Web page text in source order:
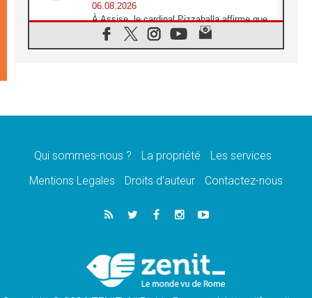
06.08.2026
À Assise, le cardinal Pizzaballa affirme que
«les chrétiens veulent la paix»
06.08.2026
message de paix et de dignité humaine»
«La visite du Pape en Uruguay renforcera
05.08.2026
Le nonce en Ukraine: «Il est inquiétant
Léon XIV au Pérou, une lueur d'espoir pour
un peuple en quête de paix
Qui sommes-nous ? La propriété
Les services
Mentions Legales
Droits d’auteur Contactez-nous